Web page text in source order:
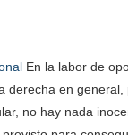
En la labor de
derecha en
no hay nada